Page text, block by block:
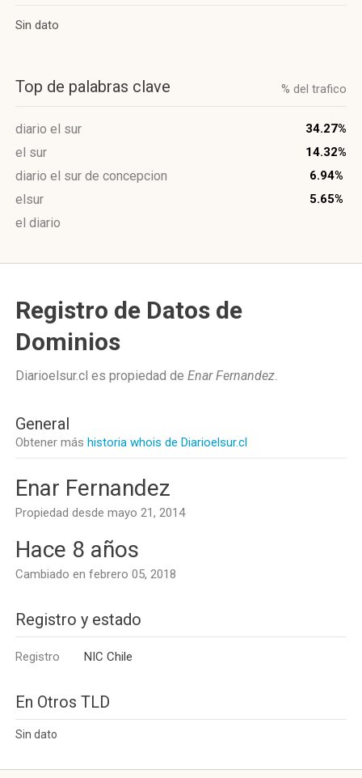
Sin dato
Top de palabras clave % del trafico
diario el sur 34.27%
el sur 14.32%
diario el sur de concepcion 6.94%
elsur 5.65%
el diario
Registro de Datos de
Dominios
Diarioelsur.cl es propiedad de Enar Fernandez.
General
Obtener más historia whois de Diarioelsur.cl
Enar Fernandez
Propiedad desde mayo 21, 2014
Hace 8 años
Cambiado en febrero 05, 2018
Registro y estado
Registro NIC Chile
En Otros TLD
Sin dato